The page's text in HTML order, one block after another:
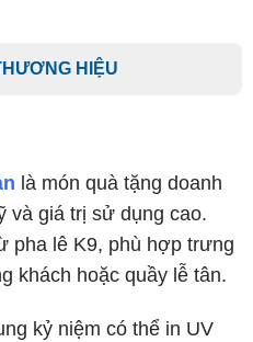
HIỆU
là món quà tặng doanh
và giá trị sử dụng cao.
pha lê K9, phù hợp trưng
khách hoặc quầy lễ tân.
kỷ niệm có thể in UV